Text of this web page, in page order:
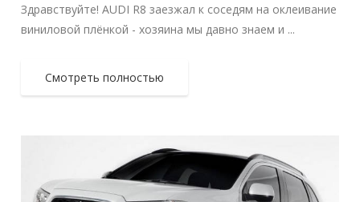
Здравствуйте! AUDI R8 заезжал к соседям на оклеивание
виниловой плёнкой - хозяина мы давно знаем и ...
Смотреть полностью